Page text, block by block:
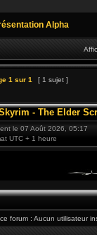
Alpha
1 sur 1 [ 1 sujet ]
- The Elder
le 07 Août 2026, 05:17
UTC + 1 heure
forum : Aucun utilisateur